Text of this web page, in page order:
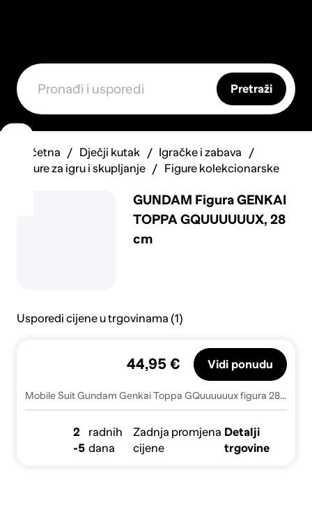
Pretraži
Početna Dječji kutak
Igračke i zabava
Figure za igru i skupljanje
Figure kolekcionarske
GUNDAM Figura GENKAI
TOPPA GQUUUUUUX, 28
cm
Usporedi cijene u trgovinama (1)
Mobile Suit Gundam Genkai Toppa GQuuuuuux figura 28cm
44,95 € Vidi ponudu
2
-5
radnih
dana
Zadnja promjena
cijene
Detalji
trgovine